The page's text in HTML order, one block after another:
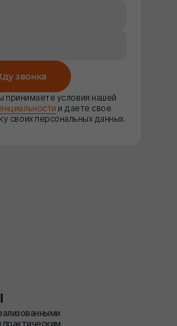
звонка
принимаете условия нашей
и даете свое
своих персональных данных.